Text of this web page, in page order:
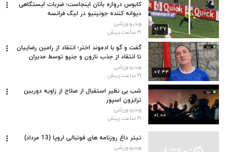
۰۱:۲۷
کابوس دروازه بانان اینجاست؛ ضربات ایستگاهی
دیوانه کننده جونینیو در لیگ فرانسه
ویدیو ورزشی
۲۱ ساعت پیش
۰۷:۴۴
گفت و گو با ادموند اختر؛ انتقاد از رامین رضاییان
تا انتقاد از جذب نازون و جنپو توسط مدیران
استقلال
ویدیو ورزشی
۲۱ ساعت پیش
۰۱:۰۰
شب بی نظیر استقبال از صلاح از زاویه دوربین
ترابزون اسپور
ویدیو ورزشی
۲۱ ساعت پیش
تیتر داغ روزنامه های فوتبالی اروپا (13 مرداد)
ویدیو ورزشی